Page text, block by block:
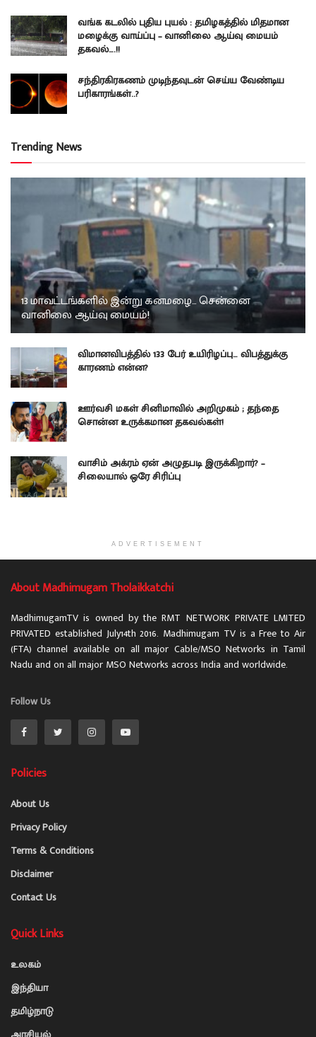
வங்க கடலில் புதிய புயல் : தமிழகத்தில் மிதமான
மழைக்கு வாய்ப்பு – வானிலை ஆய்வு மையம்
தகவல்….!!
சந்திரகிரகணம் முடிந்தவுடன் செய்ய வேண்டிய
பரிகாரங்கள்..?
Trending News
13 மாவட்டங்களில் இன்று கனமழை… சென்னை
வானிலை ஆய்வு மையம்!
விமானவிபத்தில் 133 பேர் உயிரிழப்பு… விபத்துக்கு
காரணம் என்ன?
ஊர்வசி மகள் சினிமாவில் அறிமுகம் ; தந்தை
சொன்ன உருக்கமான தகவல்கள்!
வாசிம் அக்ரம் ஏன் அழுதபடி இருக்கிறார்? –
சிலையால் ஒரே சிரிப்பு
ADVERTISEMENT
About Madhimugam Tholaikkatchi
MadhimugamTV is owned by the RMT NETWORK PRIVATE LMITED
PRIVATED established July14th 2016. Madhimugam TV is a Free to Air
(FTA) channel available on all major Cable/MSO Networks in Tamil
Nadu and on all major MSO Networks across India and worldwide.
Follow Us
Policies
About Us
Privacy Policy
Terms & Conditions
Disclaimer
Contact Us
Quick Links
உலகம்
இந்தியா
தமிழ்நாடு